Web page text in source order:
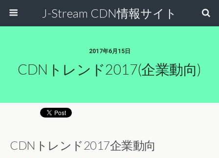
J-Stream CDN情報サイト
2017年6月15日
CDNトレンド2017(企業動向)
CDNトレンド2017企業動向